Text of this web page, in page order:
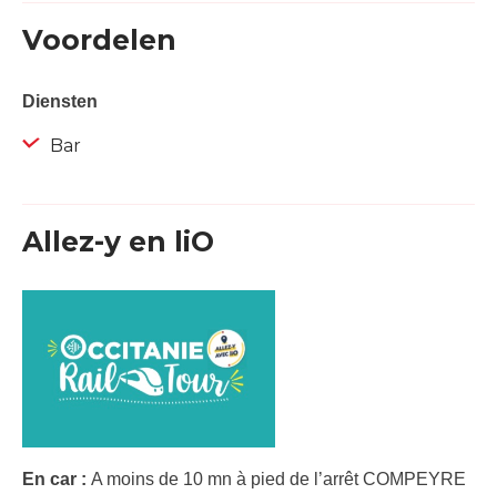
Voordelen
Diensten
Bar
Allez-y en liO
En car : A moins de 10 mn à pied de l’arrêt COMPEYRE